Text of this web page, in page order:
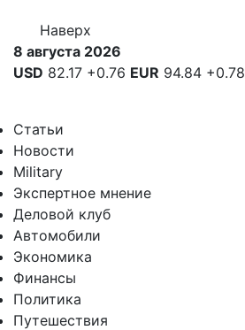
Наверх
8 августа 2026
USD 82.17 +0.76 EUR 94.84 +0.78
Статьи
Новости
Military
Экспертное мнение
Деловой клуб
Автомобили
Экономика
Финансы
Политика
Путешествия